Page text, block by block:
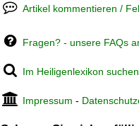
Artikel kommentieren /
Fragen? - unsere FAQs
Im Heiligenlexikon suchen
Impressum -